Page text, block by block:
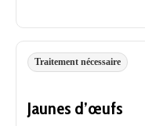
Traitement nécessaire
Jaunes d’œufs